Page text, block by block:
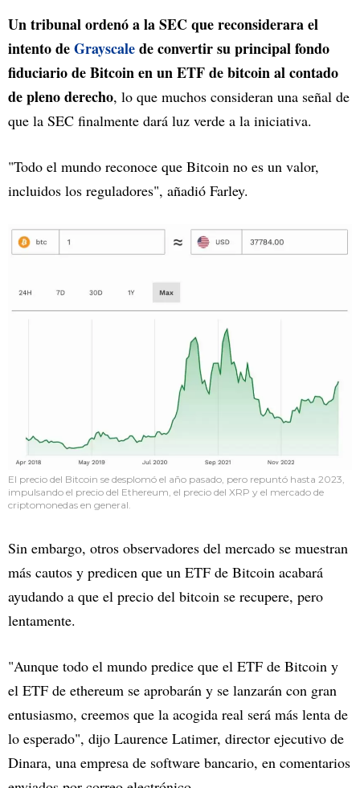
Un tribunal ordenó a la SEC que reconsiderara el
intento deGrayscalede convertir su principal fondo
fiduciario de Bitcoin en un ETF de bitcoin al contado
de pleno derecho, lo que muchos consideran una señal de
que la SEC finalmente dará luz verde a la iniciativa.
"Todo el mundo reconoce que Bitcoin no es un valor,
incluidos los reguladores", añadió Farley.
El precio del Bitcoin se desplomó el año pasado, pero repuntó hasta 2023,
impulsando el precio del Ethereum, el precio del XRP y el mercado de
criptomonedas en general.
Sin embargo, otros observadores del mercado se muestran
más cautos y predicen que un ETF de Bitcoin acabará
ayudando a que el precio del bitcoin se recupere, pero
lentamente.
"Aunque todo el mundo predice que el ETF de Bitcoin y
el ETF de ethereum se aprobarán y se lanzarán con gran
entusiasmo, creemos que la acogida real será más lenta de
lo esperado", dijo Laurence Latimer, director ejecutivo de
Dinara, una empresa de software bancario, en comentarios